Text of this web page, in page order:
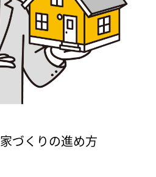
家づくりの進め方